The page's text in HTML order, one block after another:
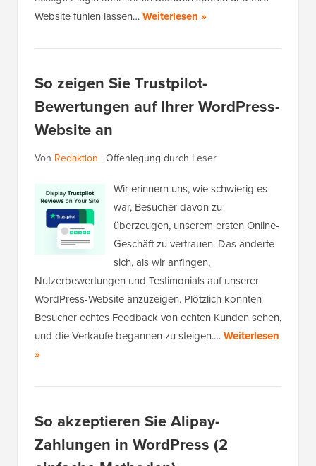
Website fühlen lassen…Weiterlesen »
So zeigen Sie Trustpilot-
Bewertungen auf Ihrer WordPress-
Website an
Von Redaktion | Offenlegung durch Leser
Wir erinnern uns, wie schwierig es
war, Besucher davon zu
überzeugen, unserem ersten Online-
Geschäft zu vertrauen. Das änderte
sich, als wir anfingen,
Nutzerbewertungen und Testimonials auf unserer
WordPress-Website anzuzeigen. Plötzlich konnten
Besucher echtes Feedback von echten Kunden sehen,
und die Verkäufe begannen zu steigen.…Weiterlesen
»
So akzeptieren Sie Alipay-
Zahlungen in WordPress (2